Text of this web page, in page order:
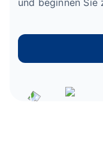
und beginnen Sie